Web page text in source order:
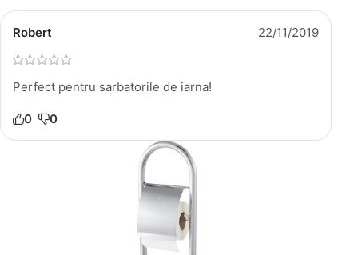
Robert 22/11/2019
Perfect pentru sarbatorile de iarna!
0 0